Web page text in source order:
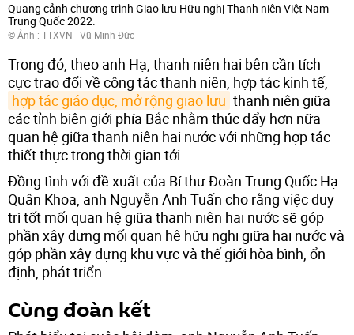
Quang cảnh chương trình Giao lưu Hữu nghị Thanh niên Việt Nam -
Trung Quốc 2022.
© Ảnh : TTXVN - Vũ Minh Đức
Trong đó, theo anh Hạ, thanh niên hai bên cần tích
cực trao đổi về công tác thanh niên, hợp tác kinh tế,
hợp tác giáo dục, mở rộng giao lưu thanh niên giữa
các tỉnh biên giới phía Bắc nhằm thúc đẩy hơn nữa
quan hệ giữa thanh niên hai nước với những hợp tác
thiết thực trong thời gian tới.
Đồng tình với đề xuất của Bí thư Đoàn Trung Quốc Hạ
Quân Khoa, anh Nguyễn Anh Tuấn cho rằng việc duy
trì tốt mối quan hệ giữa thanh niên hai nước sẽ góp
phần xây dựng mối quan hệ hữu nghị giữa hai nước và
góp phần xây dựng khu vực và thế giới hòa bình, ổn
định, phát triển.
Cùng đoàn kết